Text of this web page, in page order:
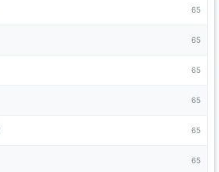
65
65
65
65
65
65